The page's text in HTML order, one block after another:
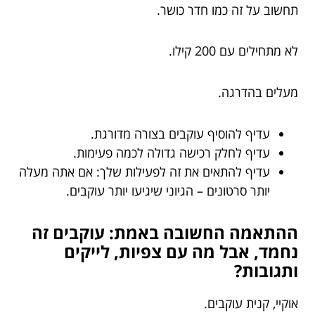
תחשוב על זה כמו חדר כושר.
לא מתחילים עם 200 קילו.
מעלים בהדרגה.
עדיף להוסיף עוקבים בצורה מדורגת.
עדיף לחלק רכישה גדולה לכמה פעימות.
עדיף להתאים את זה לפעילות שלך: אם אתה מעלה
יותר סרטונים – הגיוני שיגיעו יותר עוקבים.
ההתאמה החשובה באמת: עוקבים זה
נחמד, אבל מה עם צפיות, לייקים
ותגובות?
אוקיי, קנית עוקבים.